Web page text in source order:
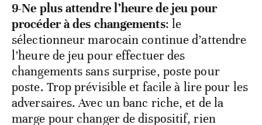
9-Ne plus attendre l’heure de jeu pour
procéder à des changements: le
sélectionneur marocain continue d’attendre
l’heure de jeu pour effectuer des
changements sans surprise, poste pour
poste. Trop prévisible et facile à lire pour les
adversaires. Avec un banc riche, et de la
marge pour changer de dispositif, rien